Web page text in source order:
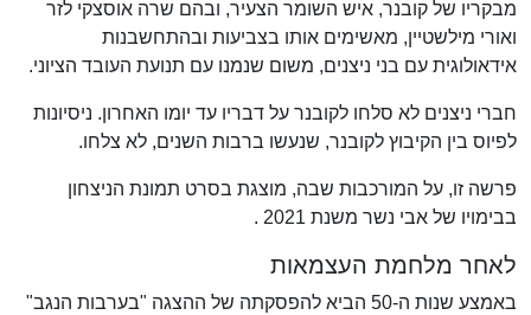
מבקריו של קובנר, איש השומר הצעיר, ובהם שרה אוסצקי לזר
ואורי מילשטיין, מאשימים אותו בצביעות ובהתחשבנות
אידאולוגית עם בני ניצנים, משום שנמנו עם תנועת העובד הציוני.
חברי ניצנים לא סלחו לקובנר על דבריו עד יומו האחרון. ניסיונות
לפיוס בין הקיבוץ לקובנר, שנעשו ברבות השנים, לא צלחו.
פרשה זו, על המורכבות שבה, מוצגת בסרט תמונת הניצחון
בבימויו של אבי נשר משנת 2021 .
לאחר מלחמת העצמאות
באמצע שנות ה-50 הביא להפסקתה של ההצגה "בערבות הנגב"